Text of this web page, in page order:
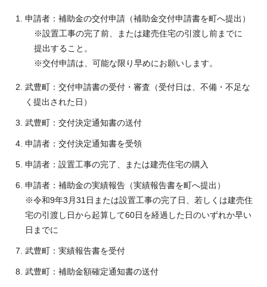
申請者：補助金の交付申請（補助金交付申請書を町へ提出）
※設置工事の完了前、または建売住宅の引渡し前までに
提出すること。
※交付申請は、可能な限り早めにお願いします。
武豊町：交付申請書の受付・審査（受付日は、不備・不足な
く提出された日）
武豊町：交付決定通知書の送付
申請者：交付決定通知書を受領
申請者：設置工事の完了、または建売住宅の購入
申請者：補助金の実績報告（実績報告書を町へ提出）
※令和9年3月31日または設置工事の完了日、若しくは建売住
宅の引渡し日から起算して60日を経過した日のいずれか早い
日までに
武豊町：実績報告書を受付
武豊町：補助金額確定通知書の送付